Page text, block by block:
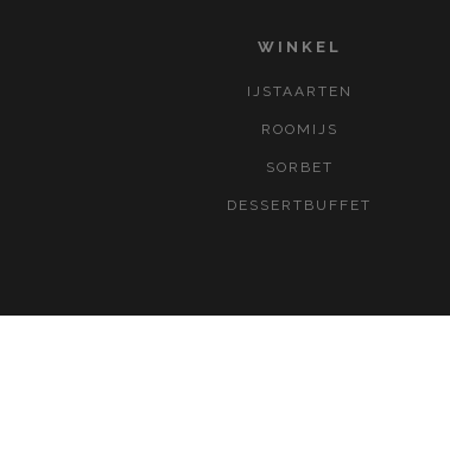
WINKEL
IJSTAARTEN
ROOMIJS
SORBET
DESSERTBUFFET